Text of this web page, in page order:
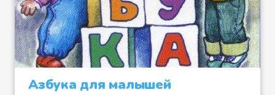
Азбука для малышей